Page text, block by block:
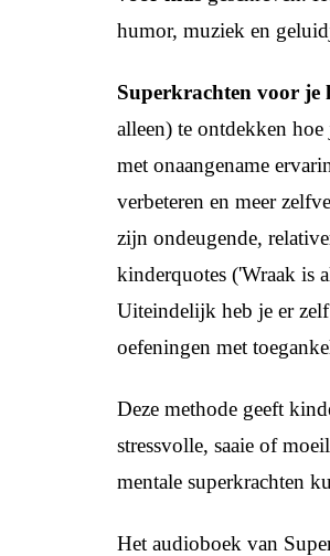
humor, muziek en
Superkrachten voor je
alleen) te ontdekken
met onaangename
verbeteren en meer
zijn ondeugende,
kinderquotes ('Wraak is
Uiteindelijk heb je er
oefeningen met
Deze methode geeft
stressvolle, saaie of
mentale superkrachten
Het audioboek van